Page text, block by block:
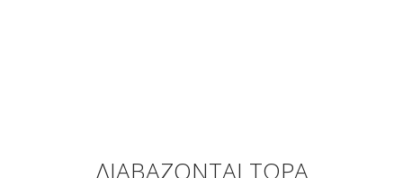
ΔΙΑΒΑΖΟΝΤΑΙ ΤΩΡΑ